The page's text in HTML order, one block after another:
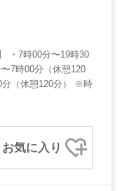
・7時00分〜19時30
7時00分（休憩120
休憩120分） ※時
お気に入り